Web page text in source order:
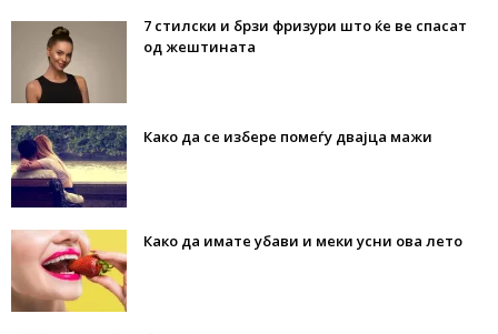
7 стилски и брзи фризури што ќе ве спасат
од жештината
Како да се избере помеѓу двајца мажи
Како да имате убави и меки усни ова лето